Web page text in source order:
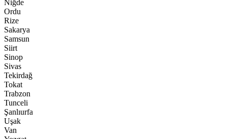
Niğde
Ordu
Rize
Sakarya
Samsun
Siirt
Sinop
Sivas
Tekirdağ
Tokat
Trabzon
Tunceli
Şanlıurfa
Uşak
Van